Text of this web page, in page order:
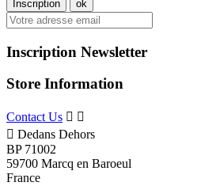
Inscription Newsletter
Store Information
Contact Us  
 Dedans Dehors
BP 71002
59700 Marcq en Baroeul
France